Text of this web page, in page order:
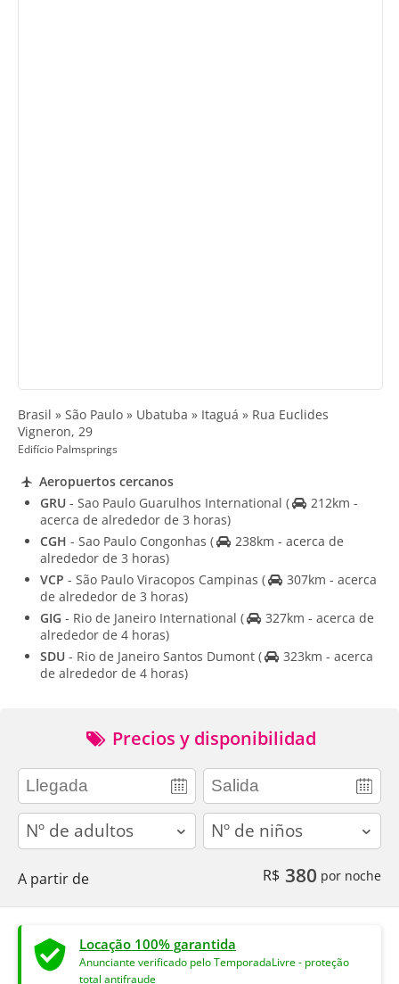
Brasil » São Paulo » Ubatuba » Itaguá » Rua Euclides
Vigneron, 29
Edifício Palmsprings
Aeropuertos cercanos
GRU - Sao Paulo Guarulhos International (
212km -
acerca de alrededor de 3 horas)
CGH - Sao Paulo Congonhas (
238km - acerca de
alrededor de 3 horas)
VCP - São Paulo Viracopos Campinas (
307km - acerca
de alrededor de 3 horas)
GIG - Rio de Janeiro International (
327km - acerca de
alrededor de 4 horas)
SDU - Rio de Janeiro Santos Dumont (
323km - acerca
de alrededor de 4 horas)
Precios y disponibilidad
adults children
A partir de R$ 380 por noche
Locação 100% garantida
Anunciante verificado pelo TemporadaLivre - proteção
total antifraude